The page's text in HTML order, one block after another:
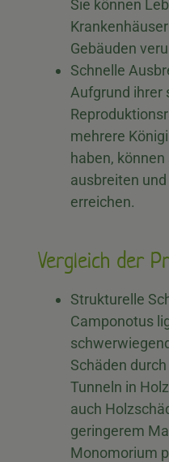
Sie können
Gebäuden
Schnelle
Aufgrund ihrer
mehrere
haben,
ausbreiten
erreichen.
Vergleich der
Strukturelle
Camponotus
Schäden
Tunneln in
auch
geringerem
Monomorium